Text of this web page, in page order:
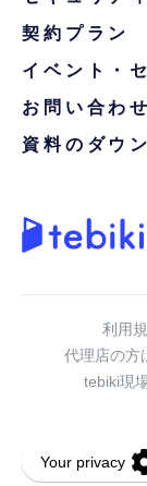
契約プラン
イベント・
お問い合わせ
資料のダウ
利用
代理店の方
tebiki現